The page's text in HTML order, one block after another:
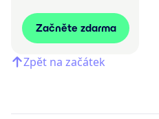
Začněte zdarma
Zpět na začátek